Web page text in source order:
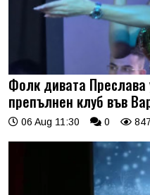
Фолк дивата Преслава
препълнен клуб във
06 Aug 11:30 0 847